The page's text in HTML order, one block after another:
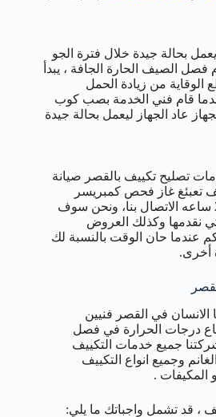
بحالة جيدة خلال فترة الجو
فصل الصيف الحارة الجافة ، يبدأ
من زيادة الحمل
قام فني الخدمة بصب كوب
عاد الجهاز ليعمل بحالة جيدة
تصليح تكييف بالقصر صيانة
تعبئغ غاز فحص كمبريسر
خدمات تكييف في القصر 24 ساعه الاتصال بنا، ونحن سوف
نقدمها وكذلك العروض
عندما حان الوقت بالنسبة لك
أخرى.
الانسان في القصر فنيين
درجات الحرارة في فصل
جميع خدمات التكييف
وجميع انواع التكييف
المكيفات .
، قد تشمل واجباتك ما يلي: